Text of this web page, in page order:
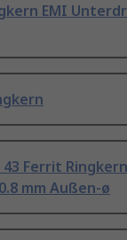
EMI
Ferrit
mm Außen-ø